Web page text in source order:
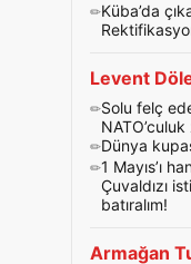
Küba’da
Levent
Solu felç
Dünya
1 Mayıs’ı
Çuvaldızı
batıralım!
Armağan